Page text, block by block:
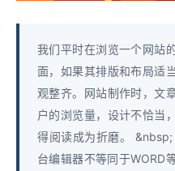
我们平时在浏览一个网站
面，如果其排版和布局适
观整齐。网站制作时，文
户的浏览量，设计不恰当
得阅读成为折磨。
台编辑器不等同于WORD